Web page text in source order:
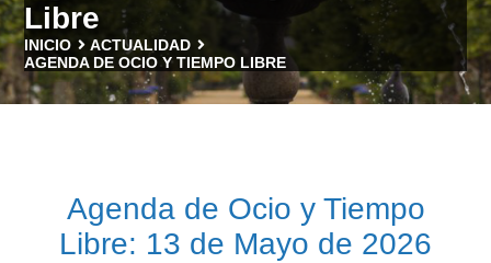
Libre
INICIO
ACTUALIDAD
AGENDA DE OCIO Y TIEMPO LIBRE
Agenda de Ocio y Tiempo
Libre: 13 de Mayo de 2026